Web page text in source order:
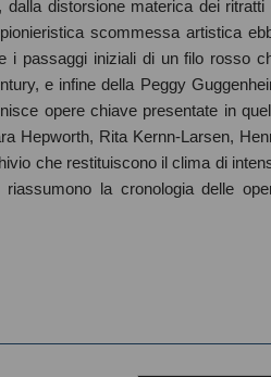
dalla distorsione materica dei ritratti
scommessa artistica
i passaggi iniziali di un filo rosso
e infine della Peggy
opere chiave presentate in
Hepworth, Rita Kernn-Larsen,
che restituiscono il clima di
la cronologia delle